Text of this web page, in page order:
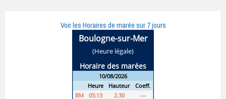
Voir les Horaires de marée sur 7 jours